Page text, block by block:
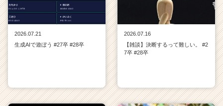
2026.07.21
生成AIで遊ぼう #27卒 #28卒
2026.07.16
【雑談】決断するって難しい。 #2
7卒 #28卒